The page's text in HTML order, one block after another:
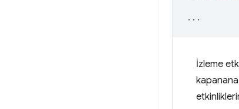
...
İzleme